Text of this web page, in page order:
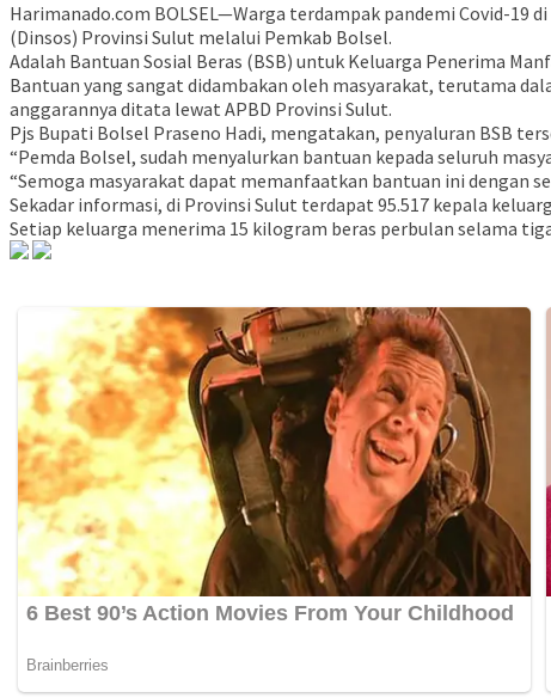
Harimanado.com BOLSEL—Warga terdampak pandemi Covid-
(Dinsos) Provinsi Sulut melalui Pemkab Bolsel.
Adalah Bantuan Sosial Beras (BSB) untuk Keluarga Penerima
Bantuan yang sangat didambakan oleh masyarakat, terutama
anggarannya ditata lewat APBD Provinsi Sulut.
Pjs Bupati Bolsel Praseno Hadi, mengatakan, penyaluran BSB
“Pemda Bolsel, sudah menyalurkan bantuan kepada seluruh
“Semoga masyarakat dapat memanfaatkan bantuan ini dengan
Sekadar informasi, di Provinsi Sulut terdapat 95.517 kepala
Setiap keluarga menerima 15 kilogram beras perbulan selama